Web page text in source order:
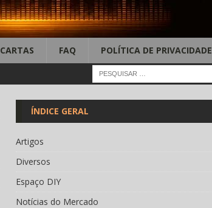
CARTAS FAQ POLÍTICA DE PRIVACIDADE
ÍNDICE GERAL
Artigos
Diversos
Espaço DIY
Notícias do Mercado